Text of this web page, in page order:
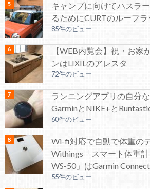
キャンプに向けてハスラ
るためにCURTのルーフ
85件のビュー
【WEB内覧会】祝・お家
ンはLIXILのアレスタ
72件のビュー
ランニングアプリの自分
GarminとNIKE+と
60件のビュー
Wi-fi対応で自動で体重の
Withings「スマート体重
WS-50」はGarmin
55件のビュー